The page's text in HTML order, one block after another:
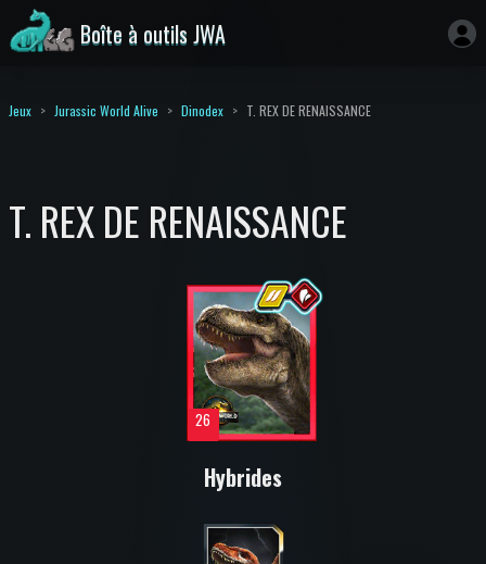
Boîte à outils JWA
Jeux Jurassic World Alive Dinodex T. REX DE RENAISSANCE
T. REX DE RENAISSANCE
26
Hybrides